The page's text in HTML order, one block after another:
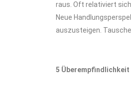
raus. Oft relativiert
Neue
auszusteigen.
5 Überempfindlichkeit